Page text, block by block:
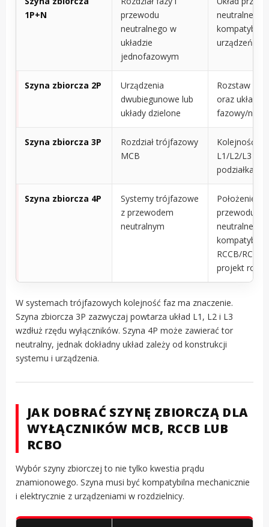
1P+N
przewodu
neutralnego w
układzie
jednofazowym
neutralnego i
urządzeń
Szyna zbiorcza 2P
Urządzenia
dwubiegunowe lub
układy dzielone
Rozstaw
oraz układ
fazowy/
Szyna zbiorcza 3P
Rozdział trójfazowy
MCB
Kolejność faz
L1/L2/L3
podziałka
Szyna zbiorcza 4P
Systemy trójfazowe
z przewodem
neutralnym
Położenie
przewodu
neutralnego,
RCCB/RCBO,
projekt
W systemach trójfazowych kolejność faz ma znaczenie.
Szyna zbiorcza 3P zazwyczaj powtarza układ L1, L2 i L3
wzdłuż rzędu wyłączników. Szyna 4P może zawierać tor
neutralny, jednak dokładny układ zależy od konstrukcji
systemu i urządzenia.
JAK DOBRAĆ SZYNĘ ZBIORCZĄ DLA
WYŁĄCZNIKÓW MCB, RCCB LUB
RCBO
Wybór szyny zbiorczej to nie tylko kwestia prądu
znamionowego. Szyna musi być kompatybilna mechanicznie
i elektrycznie z urządzeniami w rozdzielnicy.